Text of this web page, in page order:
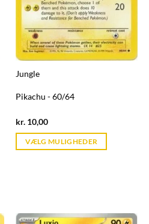
Jungle
Pikachu - 60/64
kr. 10,00Current
is:
kr. 39,95.
VÆLG MULIGHEDER